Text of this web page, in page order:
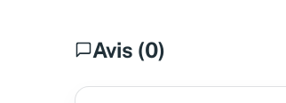
Avis (0)